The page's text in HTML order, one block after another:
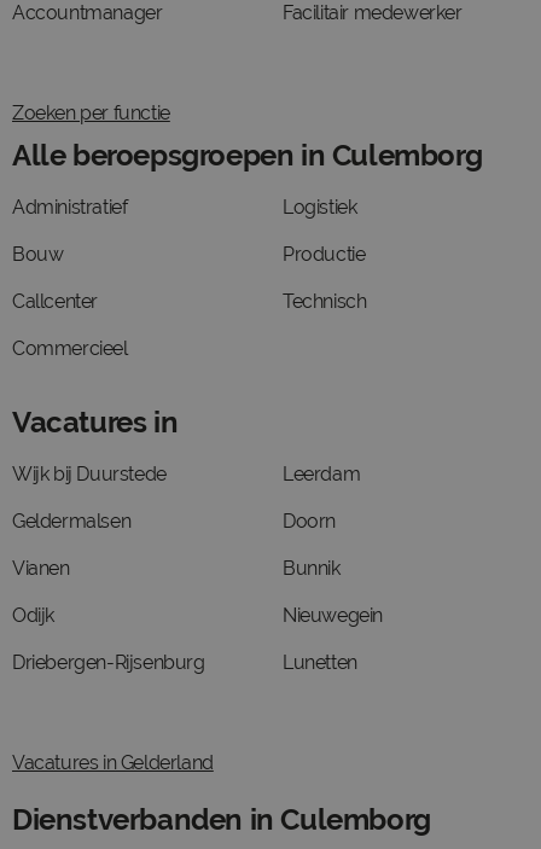
Accountmanager Facilitair medewerker
Zoeken per functie
Alle beroepsgroepen in Culemborg
Administratief
Bouw
Callcenter
Commercieel
Logistiek
Productie
Technisch
Vacatures in
Wijk bij Duurstede
Geldermalsen
Vianen
Odijk
Driebergen-Rijsenburg
Leerdam
Doorn
Bunnik
Nieuwegein
Lunetten
Vacatures in Gelderland
Dienstverbanden in Culemborg